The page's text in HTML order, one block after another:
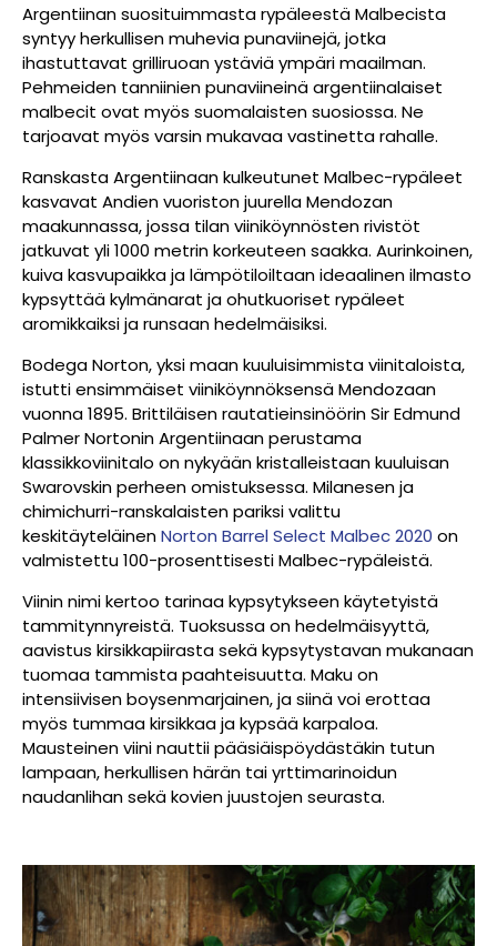
Argentiinan suosituimmasta rypäleestä Malbecista
syntyy herkullisen muhevia punaviinejä, jotka
ihastuttavat grilliruoan ystäviä ympäri maailman.
Pehmeiden tanniinien punaviineinä argentiinalaiset
malbecit ovat myös suomalaisten suosiossa. Ne
tarjoavat myös varsin mukavaa vastinetta rahalle.
Ranskasta Argentiinaan kulkeutunet Malbec-rypäleet
kasvavat Andien vuoriston juurella Mendozan
maakunnassa, jossa tilan viiniköynnösten rivistöt
jatkuvat yli 1000 metrin korkeuteen saakka. Aurinkoinen,
kuiva kasvupaikka ja lämpötiloiltaan ideaalinen ilmasto
kypsyttää kylmänarat ja ohutkuoriset rypäleet
aromikkaiksi ja runsaan hedelmäisiksi.
Bodega Norton, yksi maan kuuluisimmista viinitaloista,
istutti ensimmäiset viiniköynnöksensä Mendozaan
vuonna 1895. Brittiläisen rautatieinsinöörin Sir Edmund
Palmer Nortonin Argentiinaan perustama
klassikkoviinitalo on nykyään kristalleistaan kuuluisan
Swarovskin perheen omistuksessa. Milanesen ja
chimichurri-ranskalaisten pariksi valittu
keskitäyteläinenNorton Barrel Select Malbec 2020 on
valmistettu 100-prosenttisesti Malbec-rypäleistä.
Viinin nimi kertoo tarinaa kypsytykseen käytetyistä
tammitynnyreistä. Tuoksussa on hedelmäisyyttä,
aavistus kirsikkapiirasta sekä kypsytystavan mukanaan
tuomaa tammista paahteisuutta. Maku on
intensiivisen boysenmarjainen, ja siinä voi erottaa
myös tummaa kirsikkaa ja kypsää karpaloa.
Mausteinen viini nauttii pääsiäispöydästäkin tutun
lampaan, herkullisen härän tai yrttimarinoidun
naudanlihan sekä kovien juustojen seurasta.